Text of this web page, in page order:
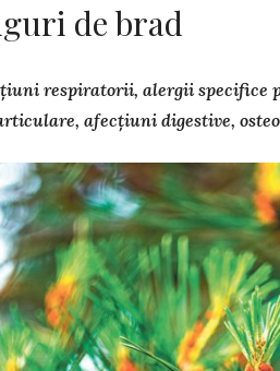
de brad
respiratorii, alergii
afecțiuni diges­tive,